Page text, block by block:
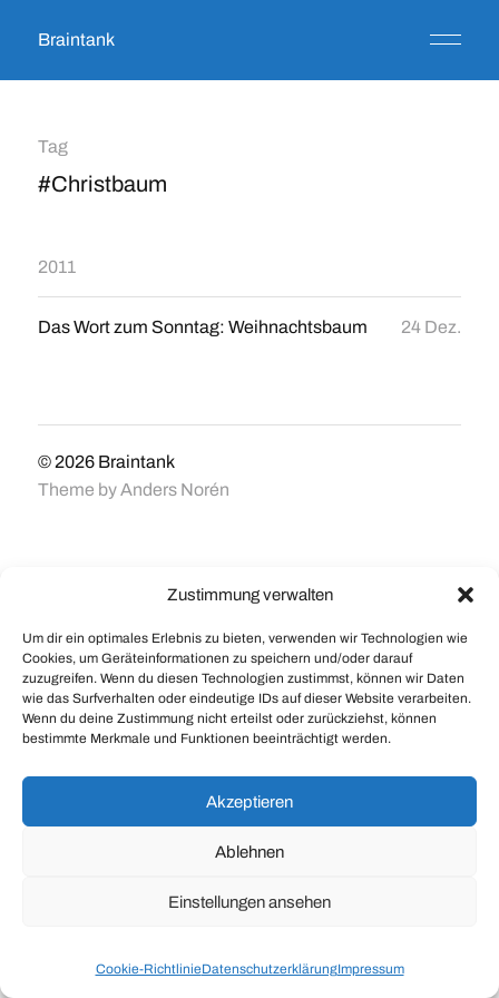
Zustimmung verwalten
Um dir ein optimales Erlebnis zu bieten, verwenden wir Technologien wie
Cookies, um Geräteinformationen zu speichern und/oder darauf
zuzugreifen. Wenn du diesen Technologien zustimmst, können wir Daten
wie das Surfverhalten oder eindeutige IDs auf dieser Website verarbeiten.
Wenn du deine Zustimmung nicht erteilst oder zurückziehst, können
bestimmte Merkmale und Funktionen beeinträchtigt werden.
Akzeptieren
Ablehnen
Einstellungen ansehen
Cookie-RichtlinieDatenschutzerklärungImpressum
Braintank
Tag
#Christbaum
2011
Das Wort zum Sonntag: Weihnachtsbaum 24 Dez.
© 2026 Braintank
Theme byAnders Norén